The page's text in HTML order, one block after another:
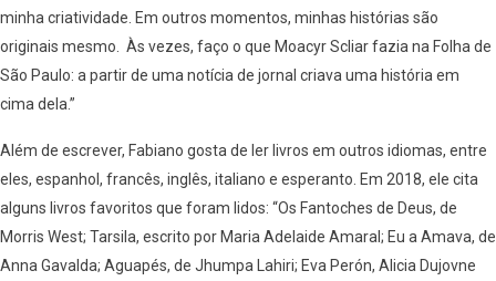
minha criatividade. Em outros momentos, minhas histórias são
originais mesmo. Às vezes, faço o que Moacyr Scliar fazia na Folha de
São Paulo: a partir de uma notícia de jornal criava uma história em
cima dela.”
Além de escrever, Fabiano gosta de ler livros em outros idiomas, entre
eles, espanhol, francês, inglês, italiano e esperanto. Em 2018, ele cita
alguns livros favoritos que foram lidos: “Os Fantoches de Deus, de
Morris West; Tarsila, escrito por Maria Adelaide Amaral; Eu a Amava, de
Anna Gavalda; Aguapés, de Jhumpa Lahiri; Eva Perón, Alicia Dujovne